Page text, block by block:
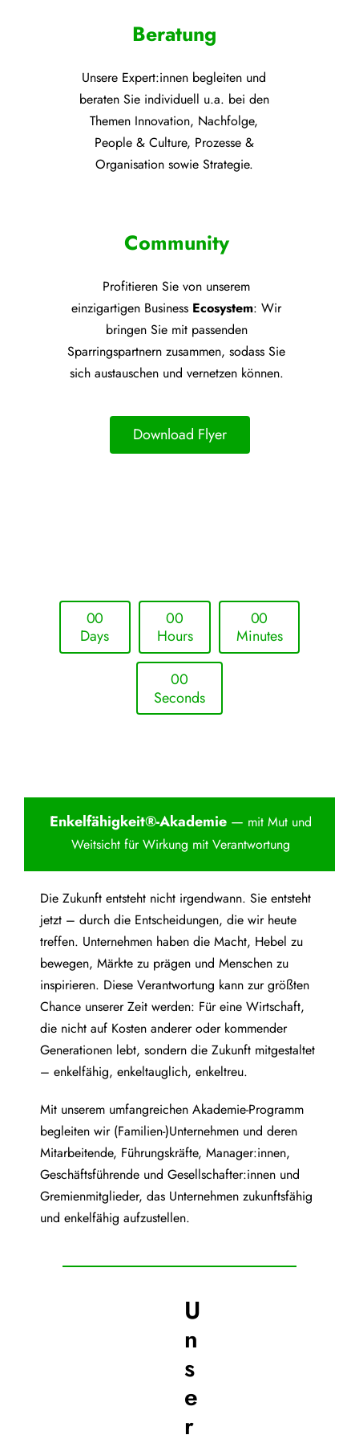
Beratung
Unsere Expert:innen begleiten und
beraten Sie individuell u.a. bei den
Themen Innovation, Nachfolge,
People & Culture, Prozesse &
Organisation sowie Strategie.
Community
Profitieren Sie von unserem
einzigartigen Business Ecosystem: Wir
bringen Sie mit passenden
Sparringspartnern zusammen, sodass Sie
sich austauschen und vernetzen können.
Download Flyer
00
Days
00
Hours
00
Minutes
00
Seconds
Enkelfähigkeit®-Akademie— mit Mut und
Weitsicht für Wirkung mit Verantwortung
Die Zukunft entsteht nicht irgendwann. Sie entsteht
jetzt – durch die Entscheidungen, die wir heute
treffen. Unternehmen haben die Macht, Hebel zu
bewegen, Märkte zu prägen und Menschen zu
inspirieren. Diese Verantwortung kann zur größten
Chance unserer Zeit werden: Für eine Wirtschaft,
die nicht auf Kosten anderer oder kommender
Generationen lebt, sondern die Zukunft mitgestaltet
– enkelfähig, enkeltauglich, enkeltreu.
Mit unserem umfangreichen Akademie-Programm
begleiten wir (Familien-)Unternehmen und deren
Mitarbeitende, Führungskräfte, Manager:innen,
Geschäftsführende und Gesellschafter:innen und
Gremienmitglieder, das Unternehmen zukunftsfähig
und enkelfähig aufzustellen.
U
n
s
e
r